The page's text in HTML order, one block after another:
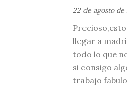
22 de agosto de
llegar a
todo lo que
si consigo
trabajo